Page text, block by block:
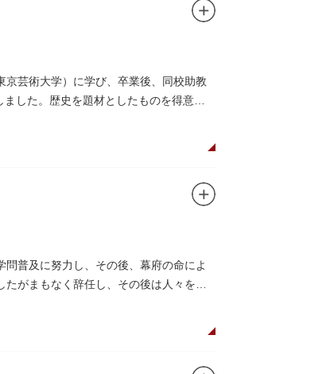
芸術大学）に学び、卒業後、同校助教
した。歴史を題材としたものを得意と
普及に努力し、その後、幕府の命によ
がまもなく辞任し、その後は人々を集